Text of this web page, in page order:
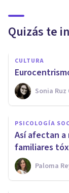
Quizás te
CULTURA
Sonia Ruz
PSICOLOGÍA
Así afectan
familiares
Paloma